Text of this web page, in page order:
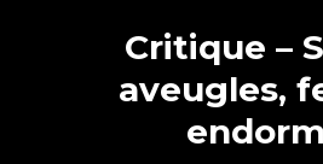
Critique –
aveugles,